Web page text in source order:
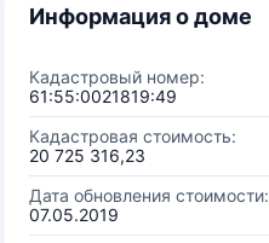
Информация о доме
Кадастровый номер:
61:55:0021819:49
Кадастровая стоимость:
20 725 316,23
Дата обновления стоимости:
07.05.2019